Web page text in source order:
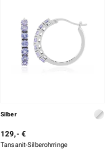
Silber
129,- €
Tansanit-Silberohrringe